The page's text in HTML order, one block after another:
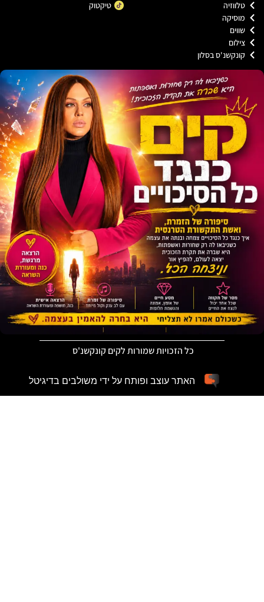
בסלון
טיקטוק
כל הזכויות שמורות לקים קונקשנ'ס
האתר עוצב ופותח על ידי משולבים בדיגיטל